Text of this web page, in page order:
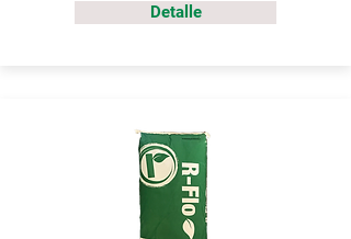
Detalle